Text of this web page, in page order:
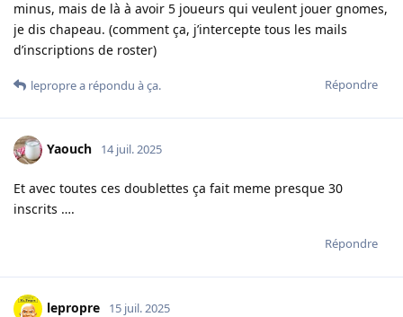
minus, mais de là à avoir 5 joueurs qui veulent jouer gnomes,
je dis chapeau. (comment ça, j’intercepte tous les mails
d’inscriptions de roster)
Répondre
leproprea répondu à ça.
Yaouch 14 juil. 2025
Et avec toutes ces doublettes ça fait meme presque 30
inscrits ….
Répondre
lepropre 15 juil. 2025